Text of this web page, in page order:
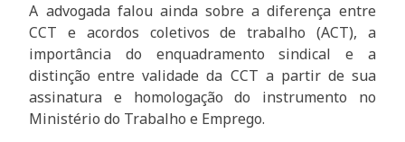
A advogada falou ainda sobre a diferença entre
CCT e acordos coletivos de trabalho (ACT), a
importância do enquadramento sindical e a
distinção entre validade da CCT a partir de sua
assinatura e homologação do instrumento no
Ministério do Trabalho e Emprego.